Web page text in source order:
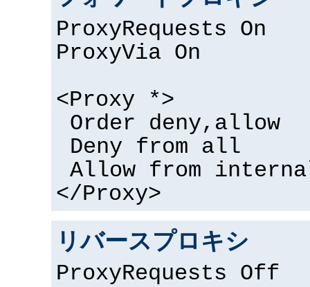
ProxyRequests On
ProxyVia On
<Proxy *>
Order deny,allow
Deny from all
Allow from
</Proxy>
リバースプロキシ
ProxyRequests Off